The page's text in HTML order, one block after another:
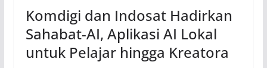
Komdigi dan Indosat Hadirkan
Sahabat-AI, Aplikasi AI Lokal
untuk Pelajar hingga Kreatora